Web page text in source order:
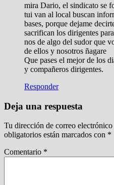
mira Dario, el sindicato se
tui van al local buscan
bases, porque dejame
sacrifican los dirigentes
nos de algo del sudor que
de ellos y nosotros ñagare
Que pases el mejor de los
y compañeros dirigentes.
Responder
Deja una respuesta
Tu dirección de correo
obligatorios están marcados con *
Comentario *